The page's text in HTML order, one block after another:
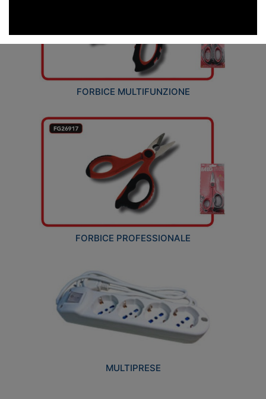
FORBICE MULTIFUNZIONE
FORBICE PROFESSIONALE
MULTIPRESE